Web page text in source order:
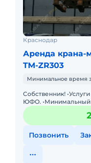
Краснодар
Аренда крана-
TM-ZR303
Минимальное время
Собственник!
ЮФО. •Минимальный
•Грузоподьемность
выл
Позвонить